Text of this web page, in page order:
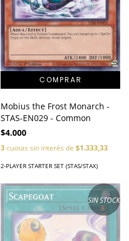
Mobius the Frost Monarch -
STAS-EN029 - Common
$4.000
3cuotas sin interés de $1.333,33
2-PLAYER STARTER SET (STAS/STAX)
SIN STOCK